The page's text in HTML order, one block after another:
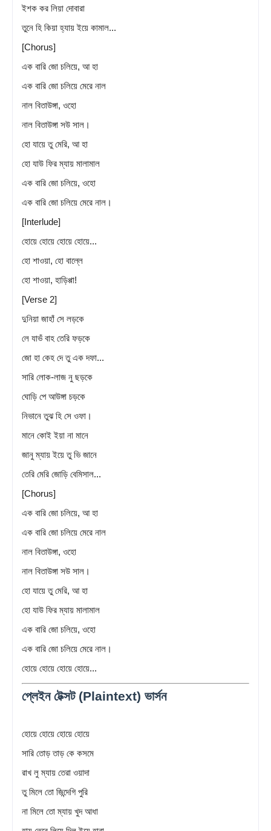
ইশক কর লিয়া দোবারা
তুনে হি কিয়া হ্যায় ইয়ে কামাল...
[Chorus]
এক বারি জো চলিয়ে, আ হা
এক বারি জো চলিয়ে মেরে নাল
নাল বিতাউঙ্গা, ওহো
নাল বিতাউঙ্গা সউ সাল।
হো যায়ে তু মেরি, আ হা
হো যাউ ফির ম্যায় মালামাল
এক বারি জো চলিয়ে, ওহো
এক বারি জো চলিয়ে মেরে নাল।
[Interlude]
হোয়ে হোয়ে হোয়ে হোয়ে...
হো শাওয়া, হো বাল্লে
হো শাওয়া, হাড়িপ্পা!
[Verse 2]
দুনিয়া জাহাঁ সে লড়কে
লে যাভঁ বাহ তেরি ফড়কে
জো হা কেহ দে তু এক দফা...
সারি লোক-লাজ নু ছড়কে
ঘোড়ি পে আউঙ্গা চড়কে
নিভানে তুঝ হি সে ওফা।
মানে কোই ইয়া না মানে
জানু ম্যায় ইয়ে তু ভি জানে
তেরি মেরি জোড়ি বেমিসাল...
[Chorus]
এক বারি জো চলিয়ে, আ হা
এক বারি জো চলিয়ে মেরে নাল
নাল বিতাউঙ্গা, ওহো
নাল বিতাউঙ্গা সউ সাল।
হো যায়ে তু মেরি, আ হা
হো যাউ ফির ম্যায় মালামাল
এক বারি জো চলিয়ে, ওহো
এক বারি জো চলিয়ে মেরে নাল।
হোয়ে হোয়ে হোয়ে হোয়ে...
প্লেইন টেক্সট (Plaintext) ভার্সন
হোয়ে হোয়ে হোয়ে হোয়ে
সারি তোড় তাড় কে কসমে
রাখ লু ম্যায় তেরা ওয়াদা
তু মিলে তো জিন্দেগি পুরি
না মিলে তো ম্যায় খুদ আধা